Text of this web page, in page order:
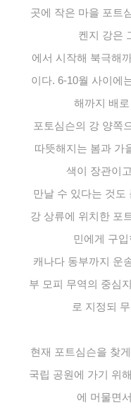
곳에 작은 마을 포트
켄지 강은
에서 시작해 북극해
이다. 6-10월 사이에
해까지 배
포토심슨의 강 양쪽
따뜻해지는 봄과 가
색이 장관이
만날 수 있다는 것도
강 상류에 위치한 포
민에게 구
캐나다 동부까지 운
부 모피 무역의 중심
로 지정되
현재 포트심슨을 찾
국립 공원에 가기 위
에 머물면